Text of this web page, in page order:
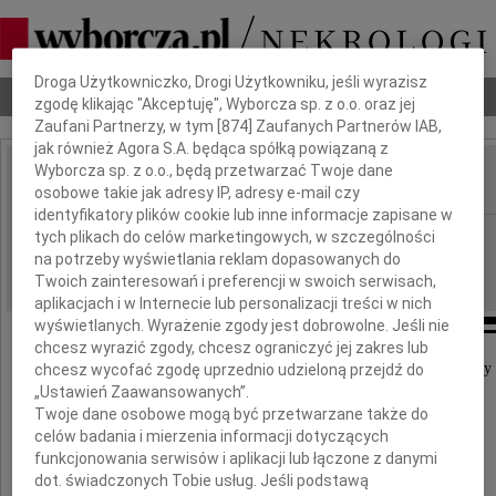
Nekrologi Odeszli Poradnik pogrzebowy
IMIĘ I NAZWISKO:
REGION: Katowice
DATA EMISJI: 30.12.2010
Wyrazy głębokiego współczucia i słowa otuchy
Syna
Dbamy o Twoją prywatność
Droga Użytkowniczko, Drogi Użytkowniku, jeśli wyrazisz
zgodę klikając "Akceptuję", Wyborcza sp. z o.o. oraz jej
Zaufani Partnerzy, w tym [874 ] Zaufanych Partnerów IAB,
jak również Agora S.A. będąca spółką powiązaną z
Wyborcza sp. z o.o., będą przetwarzać Twoje dane
osobowe takie jak adresy IP, adresy e-mail czy
identyfikatory plików cookie lub inne informacje zapisane w
tych plikach do celów marketingowych, w szczególności
na potrzeby wyświetlania reklam dopasowanych do
Twoich zainteresowań i preferencji w swoich serwisach,
aplikacjach i w Internecie lub personalizacji treści w nich
wyświetlanych. Wyrażenie zgody jest dobrowolne. Jeśli nie
chcesz wyrazić zgody, chcesz ograniczyć jej zakres lub
chcesz wycofać zgodę uprzednio udzieloną przejdź do
„Ustawień Zaawansowanych”.
Twoje dane osobowe mogą być przetwarzane także do
celów badania i mierzenia informacji dotyczących
funkcjonowania serwisów i aplikacji lub łączone z danymi
dot. świadczonych Tobie usług. Jeśli podstawą